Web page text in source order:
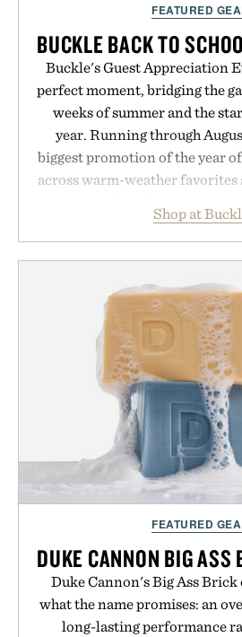
FEATURED
BUCKLE BACK TO
Buckle's Guest Appreciation
perfect moment, bridging the
weeks of summer and the
year. Running through
biggest promotion of the year
across warm-weather favorites
wardrobe in one trip. From
denim and breathable
event highlights the styles
while helping shoppers
summer weekends to
opportunity to stock up on
carry you through the
Presented by
Shop at
FEATURED
DUKE CANNON BIG ASS
Duke Cannon's Big Ass Brick
what the name promises: an
long-lasting performance